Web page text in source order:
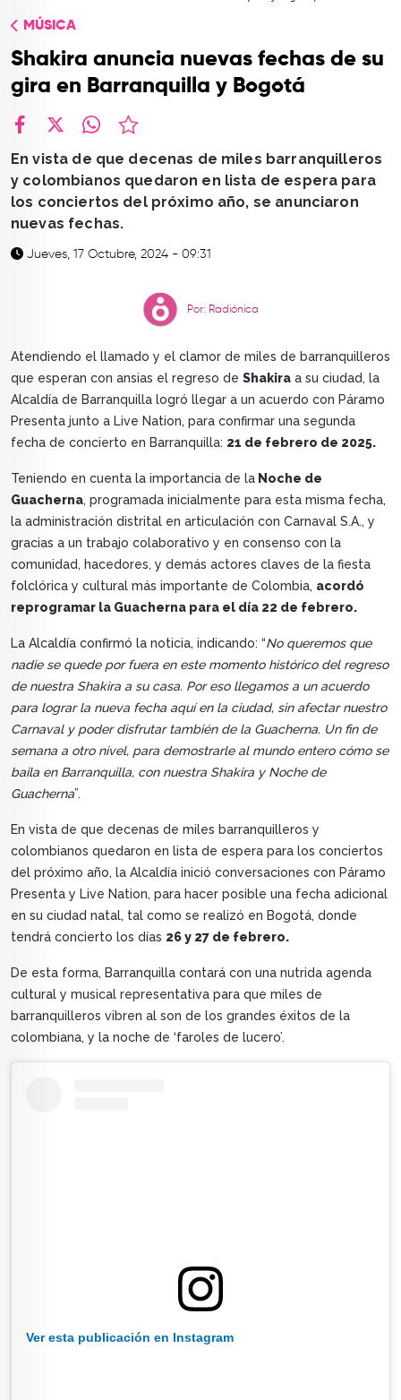
CONTACTO
MÚSICA
Shakira anuncia nuevas fechas de su
gira en Barranquilla y Bogotá
En vista de que decenas de miles barranquilleros
y colombianos quedaron en lista de espera para
los conciertos del próximo año, se anunciaron
nuevas fechas.
Jueves, 17 Octubre, 2024 - 09:31
Por: Radiónica
Atendiendo el llamado y el clamor de miles de barranquilleros
que esperan con ansias el regreso de Shakira a su ciudad, la
Alcaldía de Barranquilla logró llegar a un acuerdo con Páramo
Presenta junto a Live Nation, para confirmar una segunda
fecha de concierto en Barranquilla: 21 de febrero de 2025.
Teniendo en cuenta la importancia de la Noche de
Guacherna, programada inicialmente para esta misma fecha,
la administración distrital en articulación con Carnaval S.A., y
gracias a un trabajo colaborativo y en consenso con la
comunidad, hacedores, y demás actores claves de la fiesta
folclórica y cultural más importante de Colombia, acordó
reprogramar la Guacherna para el día 22 de febrero.
La Alcaldía confirmó la noticia, indicando: “No queremos que
nadie se quede por fuera en este momento histórico del regreso
de nuestra Shakira a su casa. Por eso llegamos a un acuerdo
para lograr la nueva fecha aquí en la ciudad, sin afectar nuestro
Carnaval y poder disfrutar también de la Guacherna. Un fin de
semana a otro nivel, para demostrarle al mundo entero cómo se
baila en Barranquilla, con nuestra Shakira y Noche de
Guacherna”.
En vista de que decenas de miles barranquilleros y
colombianos quedaron en lista de espera para los conciertos
del próximo año, la Alcaldía inició conversaciones con Páramo
Presenta y Live Nation, para hacer posible una fecha adicional
en su ciudad natal, tal como se realizó en Bogotá, donde
tendrá concierto los días 26 y 27 de febrero.
De esta forma, Barranquilla contará con una nutrida agenda
cultural y musical representativa para que miles de
barranquilleros vibren al son de los grandes éxitos de la
colombiana, y la noche de ‘faroles de lucero’.
Ver esta publicación en Instagram